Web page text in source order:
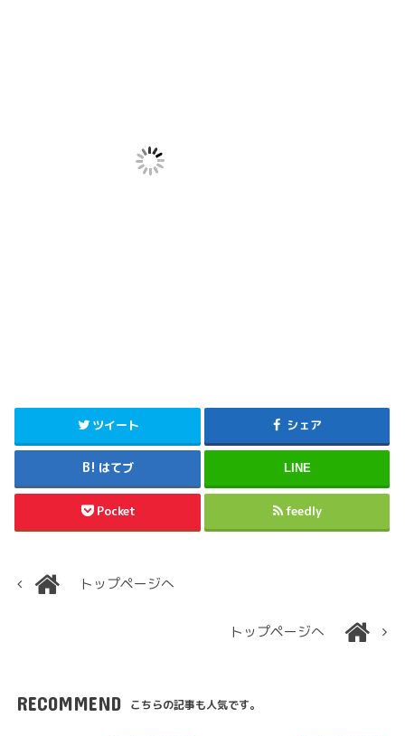
ツイート シェア
はてブ LINE
Pocket feedly
トップページへ
トップページへ
RECOMMEND こちらの記事も人気です。